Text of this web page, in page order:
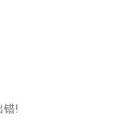
错!